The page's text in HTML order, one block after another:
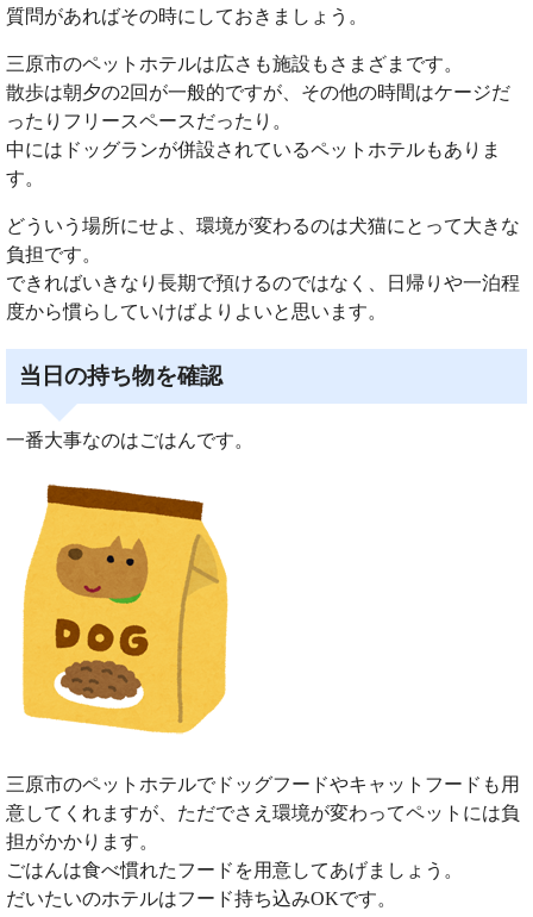
質問があればその時にしておきましょう。
三原市のペットホテルは広さも施設もさまざまです。
散歩は朝夕の2回が一般的ですが、その他の時間はケージだ
ったりフリースペースだったり。
中にはドッグランが併設されているペットホテルもありま
す。
どういう場所にせよ、環境が変わるのは犬猫にとって大きな
負担です。
できればいきなり長期で預けるのではなく、日帰りや一泊程
度から慣らしていけばよりよいと思います。
当日の持ち物を確認
一番大事なのはごはんです。
三原市のペットホテルでドッグフードやキャットフードも用
意してくれますが、ただでさえ環境が変わってペットには負
担がかかります。
ごはんは食べ慣れたフードを用意してあげましょう。
だいたいのホテルはフード持ち込みOKです。